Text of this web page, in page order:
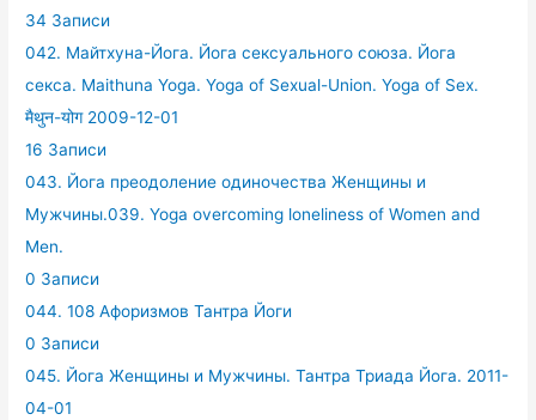
34 Записи
042. Майтхуна-Йога. Йога сексуального союза. Йога
секса. Maithuna Yoga. Yoga of Sexual-Union. Yoga of Sex.
मैथुन-योग 2009-12-01
16 Записи
043. Йога преодоление одиночества Женщины и
Мужчины.039. Yoga overcoming loneliness of Women and
Men.
0 Записи
044. 108 Афоризмов Тантра Йоги
0 Записи
045. Йога Женщины и Мужчины. Тантра Триада Йога. 2011-
04-01